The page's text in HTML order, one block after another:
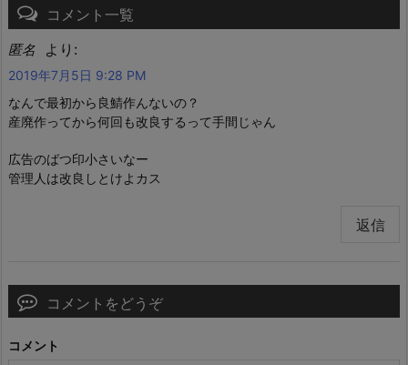
コメント一覧
匿名 より:
2019年7月5日 9:28 PM
なんで最初から良鯖作んないの？
産廃作ってから何回も改良するって手間じゃん
広告のばつ印小さいなー
管理人は改良しとけよカス
返信
コメントをどうぞ
コメント